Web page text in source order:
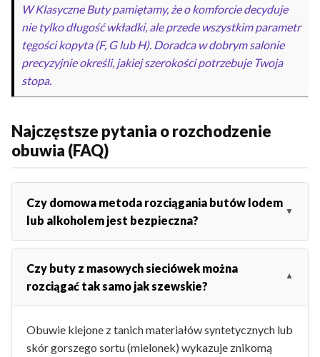
W Klasyczne Buty pamiętamy, że o komforcie decyduje
nie tylko długość wkładki, ale przede wszystkim parametr
tęgości kopyta (F, G lub H). Doradca w dobrym salonie
precyzyjnie określi, jakiej szerokości potrzebuje Twoja
stopa.
Najczęstsze pytania o rozchodzenie
obuwia (FAQ)
Czy domowa metoda rozciągania butów lodem
lub alkoholem jest bezpieczna?
Czy buty z masowych sieciówek można
rozciągać tak samo jak szewskie?
Obuwie klejone z tanich materiałów syntetycznych lub
skór gorszego sortu (mielonek) wykazuje znikomą